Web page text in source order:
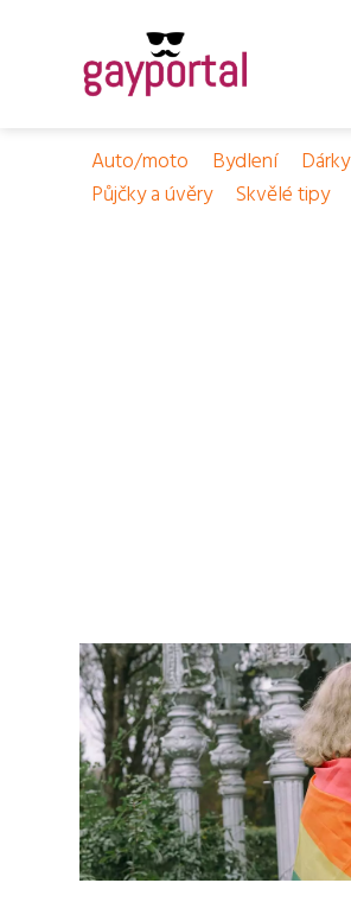
Auto/moto Bydlení Dárky
Půjčky a úvěry
Skvělé tipy